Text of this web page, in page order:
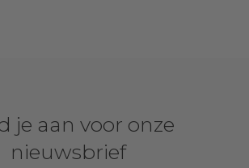
je aan voor onze
nieuwsbrief